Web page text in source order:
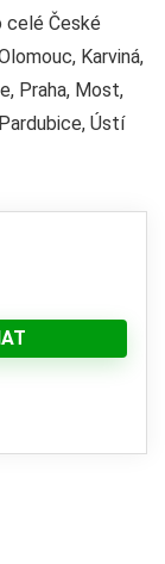
celé České
Karviná,
Praha, Most,
Ústí